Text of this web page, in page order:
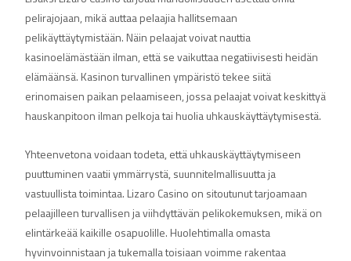
pelirajojaan, mikä auttaa pelaajia hallitsemaan
pelikäyttäytymistään. Näin pelaajat voivat nauttia
kasinoelämästään ilman, että se vaikuttaa negatiivisesti heidän
elämäänsä. Kasinon turvallinen ympäristö tekee siitä
erinomaisen paikan pelaamiseen, jossa pelaajat voivat keskittyä
hauskanpitoon ilman pelkoja tai huolia uhkauskäyttäytymisestä.
Yhteenvetona voidaan todeta, että uhkauskäyttäytymiseen
puuttuminen vaatii ymmärrystä, suunnitelmallisuutta ja
vastuullista toimintaa. Lizaro Casino on sitoutunut tarjoamaan
pelaajilleen turvallisen ja viihdyttävän pelikokemuksen, mikä on
elintärkeää kaikille osapuolille. Huolehtimalla omasta
hyvinvoinnistaan ja tukemalla toisiaan voimme rakentaa